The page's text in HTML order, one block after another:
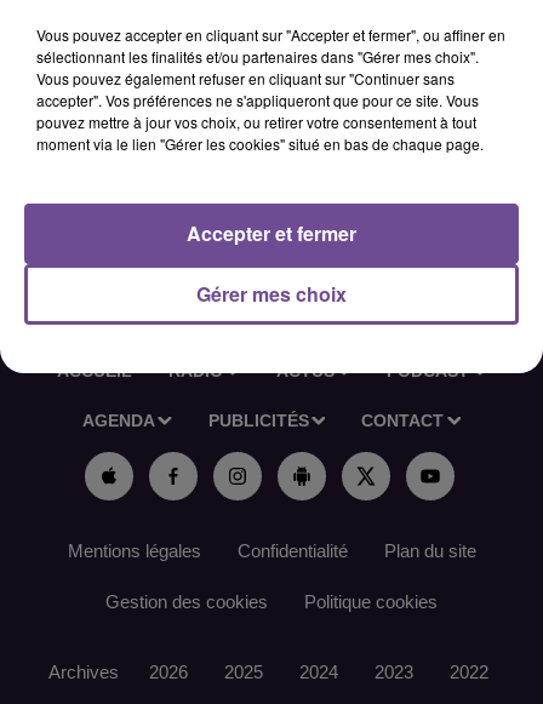
médicaments et de préparation des médicaments, ou encore
l'étiquetage électronique et la gestion des commandes. Le
poste est à pourvoir en CDI, sur un contrat à temps plein.
Les débutants sont acceptés, mais vous devez être diplômé
Référence France Travail : 178ZZFF
ACCUEIL RADIO ACTUS PODCAST
AGENDA PUBLICITÉS CONTACT
Mentions légales Confidentialité Plan du site
Gestion des cookies Politique cookies
Archives 2026 2025 2024 2023 2022
Vous pouvez accepter en cliquant sur "Accepter et fermer", ou affiner en
sélectionnant les finalités et/ou partenaires dans "Gérer mes choix".
Vous pouvez également refuser en cliquant sur "Continuer sans
accepter". Vos préférences ne s'appliqueront que pour ce site. Vous
pouvez mettre à jour vos choix, ou retirer votre consentement à tout
moment via le lien "Gérer les cookies" situé en bas de chaque page.
Gérer mes choix
Accepter et fermer